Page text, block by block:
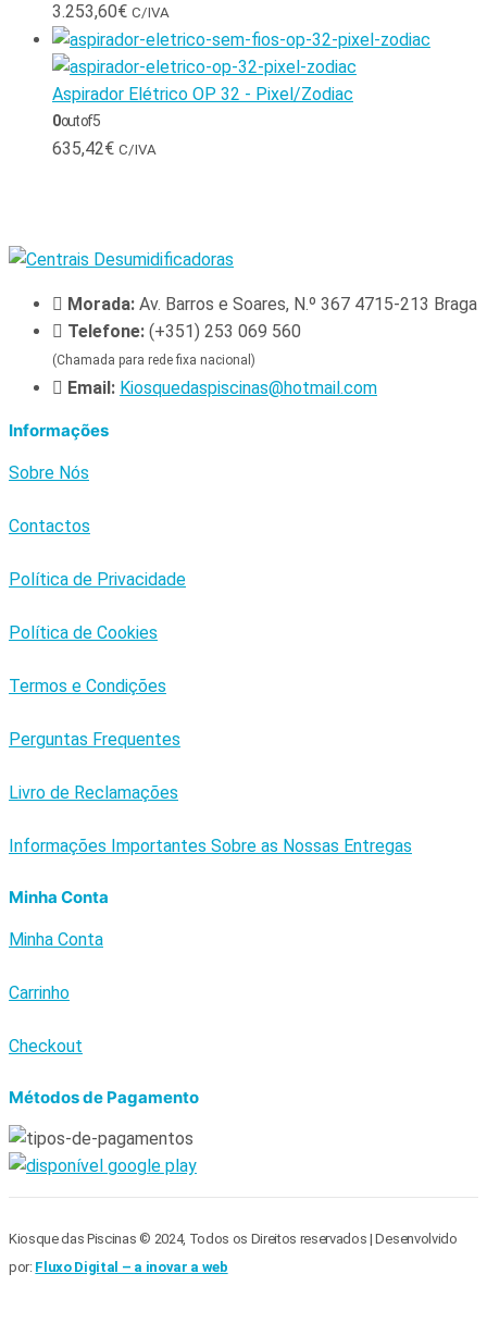
3.253,60€ C/IVA
Aspirador Elétrico OP 32 - Pixel/Zodiac
0out of 5
635,42€ C/IVA
Morada: Av. Barros e Soares, N.º 367 4715-213 Braga
Telefone: (+351) 253 069 560
(Chamada para rede fixa nacional)
Email: Kiosquedaspiscinas@hotmail.com
Informações
Sobre Nós
Contactos
Política de Privacidade
Política de Cookies
Termos e Condições
Perguntas Frequentes
Livro de Reclamações
Informações Importantes Sobre as Nossas Entregas
Minha Conta
Minha Conta
Carrinho
Checkout
Métodos de Pagamento
Kiosque das Piscinas © 2024, Todos os Direitos reservados | Desenvolvido
por: Fluxo Digital – a inovar a web